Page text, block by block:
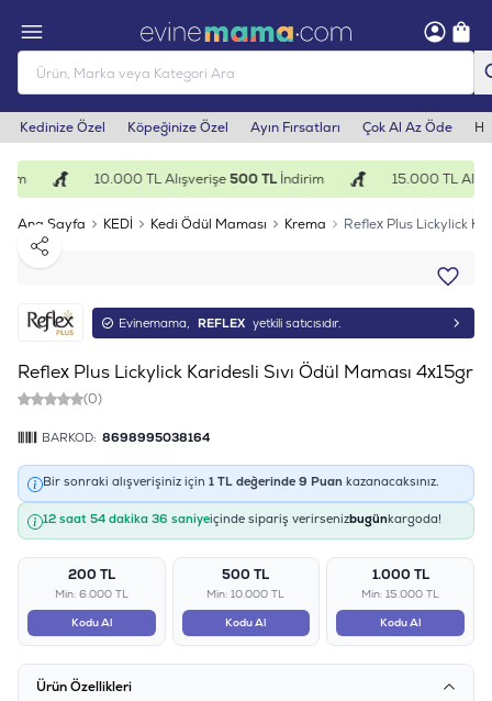
Kedinize Özel Köpeğinize Özel Ayın Fırsatları Çok Al Az Öde
10.000 TL Alışverişe500 TLİndirim 15.000 TL
Ana Sayfa KEDİ Kedi Ödül Maması Krema
Reflex Plus Lickylick
Paylaş
Evinemama, REFLEX yetkili satıcısıdır.
Reflex Plus Lickylick Karidesli Sıvı Ödül Maması 4x15gr
(0)
BARKOD: 8698995038164
Bir sonraki alışverişiniz için 1 TL değerinde 9 Puan kazanacaksınız.
12 saat 54 dakika 36 saniyeiçinde sipariş verirsenizbugünkargoda!
200 TL
Min: 6.000 TL
Kodu Al
500 TL
Min: 10.000 TL
Kodu Al
1.000 TL
Min: 15.000 TL
Kodu Al
Ürün Özellikleri